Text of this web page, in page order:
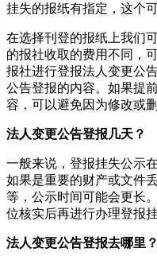
挂失的报纸有指定，这个
在选择刊登的报纸上我们
的报社收取的费用不同，
报社进行登报法人变更公
公告登报的内容。如果提
容，可以避免因为修改或
法人变更公告登报几天？
一般来说，登报挂失公示
如果是重要的财产或文件
等，公示时间可能会更长
位核实后再进行办理登报挂
法人变更公告登报去哪里？